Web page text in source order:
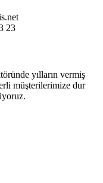
23
yılların vermiş
müşterilerimize dur